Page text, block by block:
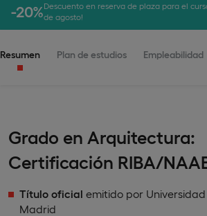
-20%Descuento en reserva de plaza para el
de agosto!
Resumen Plan de estudios Empleabilidad
Grado en Arquitectura:
Certificación RIBA/
Título oficial emitido por
Madrid